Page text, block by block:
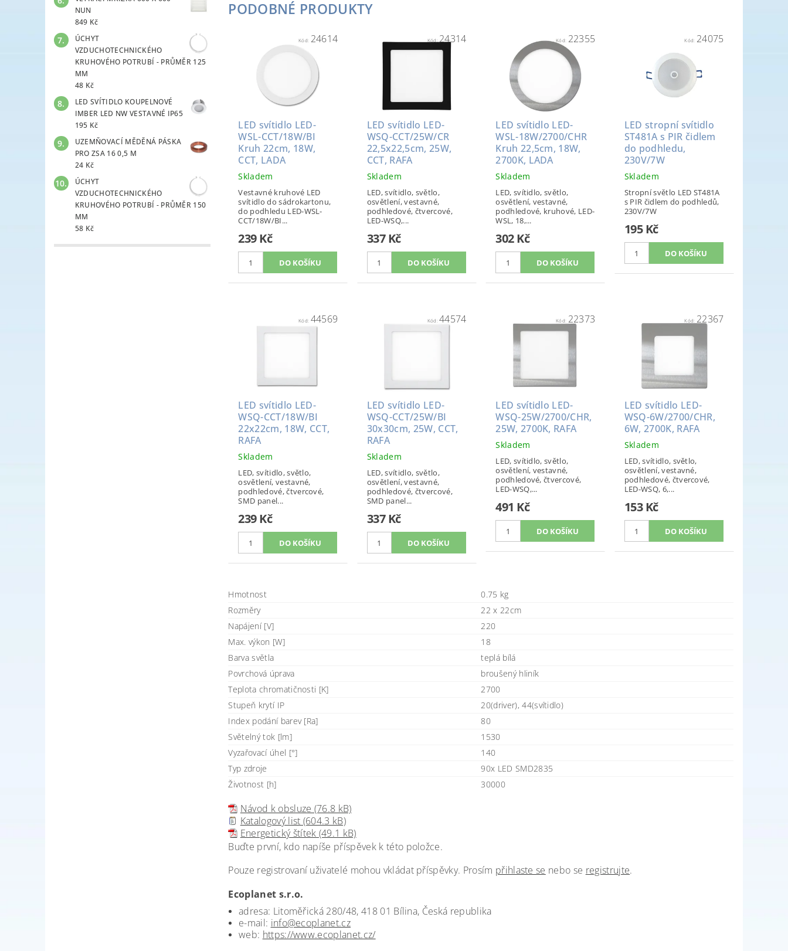
NUN
849 Kč
ÚCHYT
VZDUCHOTECHNICKÉHO
KRUHOVÉHO POTRUBÍ - PRŮMĚR 125
MM
48 Kč
LED SVÍTIDLO KOUPELNOVÉ
IMBER LED NW VESTAVNÉ IP65
195 Kč
UZEMŇOVACÍ MĚDĚNÁ PÁSKA
PRO ZSA 16 0,5 M
24 Kč
ÚCHYT
VZDUCHOTECHNICKÉHO
KRUHOVÉHO POTRUBÍ - PRŮMĚR 150
MM
58 Kč
PODOBNÉ PRODUKTY
Kód: 24614
LED svítidlo LED-
WSL-CCT/18W/BI
Kruh 22cm, 18W,
CCT, LADA
Skladem
Vestavné kruhové LED
svítidlo do sádrokartonu,
do podhledu LED-WSL-
CCT/18W/BI...
239 Kč
Kód: 24314
LED svítidlo LED-
WSQ-CCT/25W/CR
22,5x22,5cm, 25W,
CCT, RAFA
Skladem
LED, svítidlo, světlo,
osvětlení, vestavné,
podhledové, čtvercové,
LED-WSQ,...
337 Kč
Kód: 22355
LED svítidlo LED-
WSL-18W/2700/CHR
Kruh 22,5cm, 18W,
2700K, LADA
Skladem
LED, svítidlo, světlo,
osvětlení, vestavné,
podhledové, kruhové, LED-
WSL, 18,...
302 Kč
Kód: 24075
LED stropní svítidlo
ST481A s PIR čidlem
do podhledu,
230V/7W
Skladem
Stropní světlo LED ST481A
s PIR čidlem do podhledů,
230V/7W
195 Kč
Kód: 44569
LED svítidlo LED-
WSQ-CCT/18W/BI
22x22cm, 18W, CCT,
RAFA
Skladem
LED, svítidlo, světlo,
osvětlení, vestavné,
podhledové, čtvercové,
SMD panel...
239 Kč
Kód:44574
LED svítidlo LED-
WSQ-CCT/25W/BI
30x30cm, 25W, CCT,
RAFA
Skladem
LED, svítidlo, světlo,
osvětlení, vestavné,
podhledové, čtvercové,
SMD panel...
337 Kč
Kód: 22373
LED svítidlo LED-
WSQ-25W/2700/CHR,
25W, 2700K, RAFA
Skladem
LED, svítidlo, světlo,
osvětlení, vestavné,
podhledové, čtvercové,
LED-WSQ,...
491 Kč
Kód: 22367
LED svítidlo LED-
WSQ-6W/2700/CHR,
6W, 2700K, RAFA
Skladem
LED, svítidlo, světlo,
osvětlení, vestavné,
podhledové, čtvercové,
LED-WSQ, 6,...
153 Kč
Hmotnost
0.75 kg
Rozměry
22 x 22cm
Napájení [V]
220
Max. výkon [W]
18
Barva světla
teplá bílá
Povrchová úprava
broušený hliník
Teplota chromatičnosti [K]
2700
Stupeň krytí IP
20(driver), 44(svítidlo)
Index podání barev [Ra]
80
Světelný tok [lm]
1530
Vyzařovací úhel [°]
140
Typ zdroje
90x LED SMD2835
Životnost [h]
30000
Návod k obsluze (76.8 kB)
Katalogový list (604.3 kB)
Energetický štítek (49.1 kB)
Buďte první, kdo napíše příspěvek k této položce.
Pouze registrovaní uživatelé mohou vkládat příspěvky. Prosím přihlaste se nebo se registrujte.
Ecoplanet s.r.o.
adresa: Litoměřická 280/48, 418 01 Bílina, Česká republika
e-mail: info@ecoplanet.cz
web: https://www.ecoplanet.cz/